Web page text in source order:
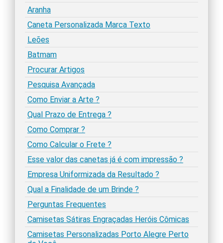
Aranha
Caneta Personalizada Marca Texto
Leões
Batmam
Procurar Artigos
Pesquisa Avançada
Como Enviar a Arte ?
Qual Prazo de Entrega ?
Como Comprar ?
Como Calcular o Frete ?
Esse valor das canetas já é com impressão ?
Empresa Uniformizada da Resultado ?
Qual a Finalidade de um Brinde ?
Perguntas Frequentes
Camisetas Sátiras Engraçadas Heróis Cômicas
Camisetas Personalizadas Porto Alegre Perto